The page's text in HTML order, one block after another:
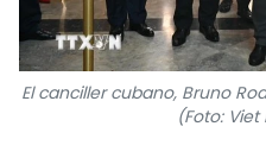
El canciller cubano, Bruno
(Foto: